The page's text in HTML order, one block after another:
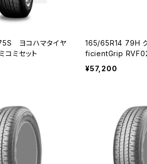
ミセット
165/65R14 79H グッドイヤー Ef
ficientGrip
セット
¥57,200